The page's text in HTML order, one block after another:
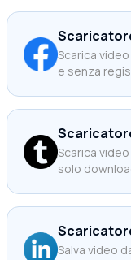
Scarica
e senza
Scarica
solo
Salva video